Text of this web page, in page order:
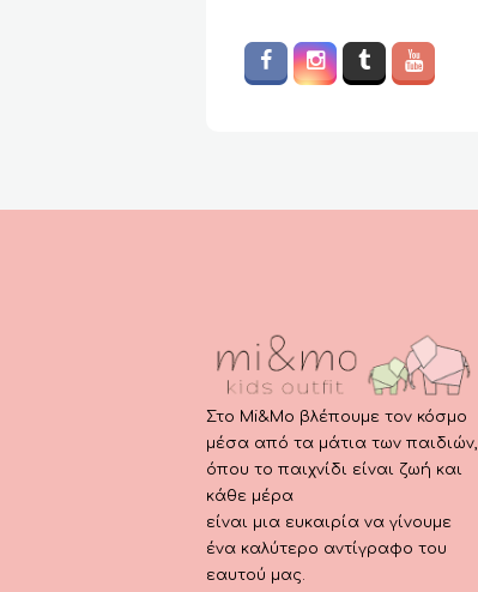
Στο Mi&Mo βλέπουμε τον κόσμο
μέσα από τα μάτια των παιδιών,
όπου το παιχνίδι είναι ζωή και
κάθε μέρα
είναι μια ευκαιρία να γίνουμε
ένα καλύτερο αντίγραφο του
εαυτού μας.